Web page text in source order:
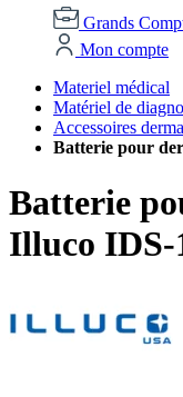
Grands
Mon compte
Materiel médical
Matériel de
Accessoires
Batterie pour
Batterie
Illuco IDS-